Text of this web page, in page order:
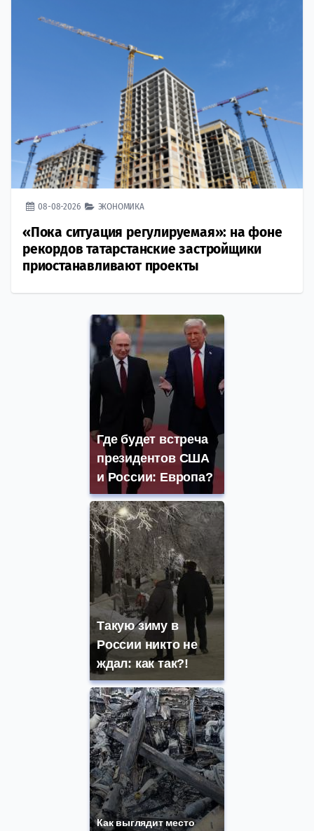
08-08-2026 ЭКОНОМИКА
«Пока ситуация регулируемая»: на фоне
рекордов татарстанские застройщики
приостанавливают проекты
Где будет встреча
президентов США
и России: Европа?
Такую зиму в
России никто не
ждал: как так?!
Как выглядит место